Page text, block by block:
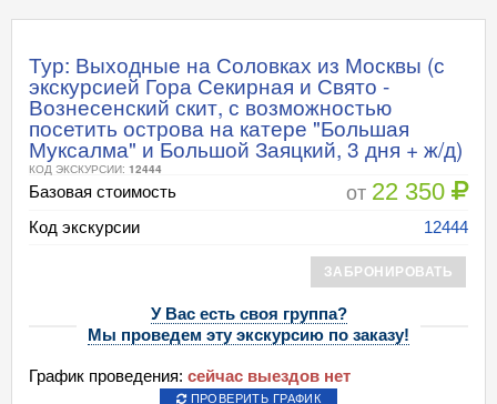
Тур: Выходные на Соловках из Москвы (с
экскурсией Гора Секирная и Свято -
Вознесенский скит, с возможностью
посетить острова на катере "Большая
Муксалма" и Большой Заяцкий, 3 дня + ж/д)
КОД ЭКСКУРСИИ: 12444
Базовая стоимость от 22 350
Код экскурсии 12444
ЗАБРОНИРОВАТЬ
У Вас есть своя группа?
Мы проведем эту экскурсию по заказу!
График проведения: сейчас выездов нет
ПРОВЕРИТЬ ГРАФИК